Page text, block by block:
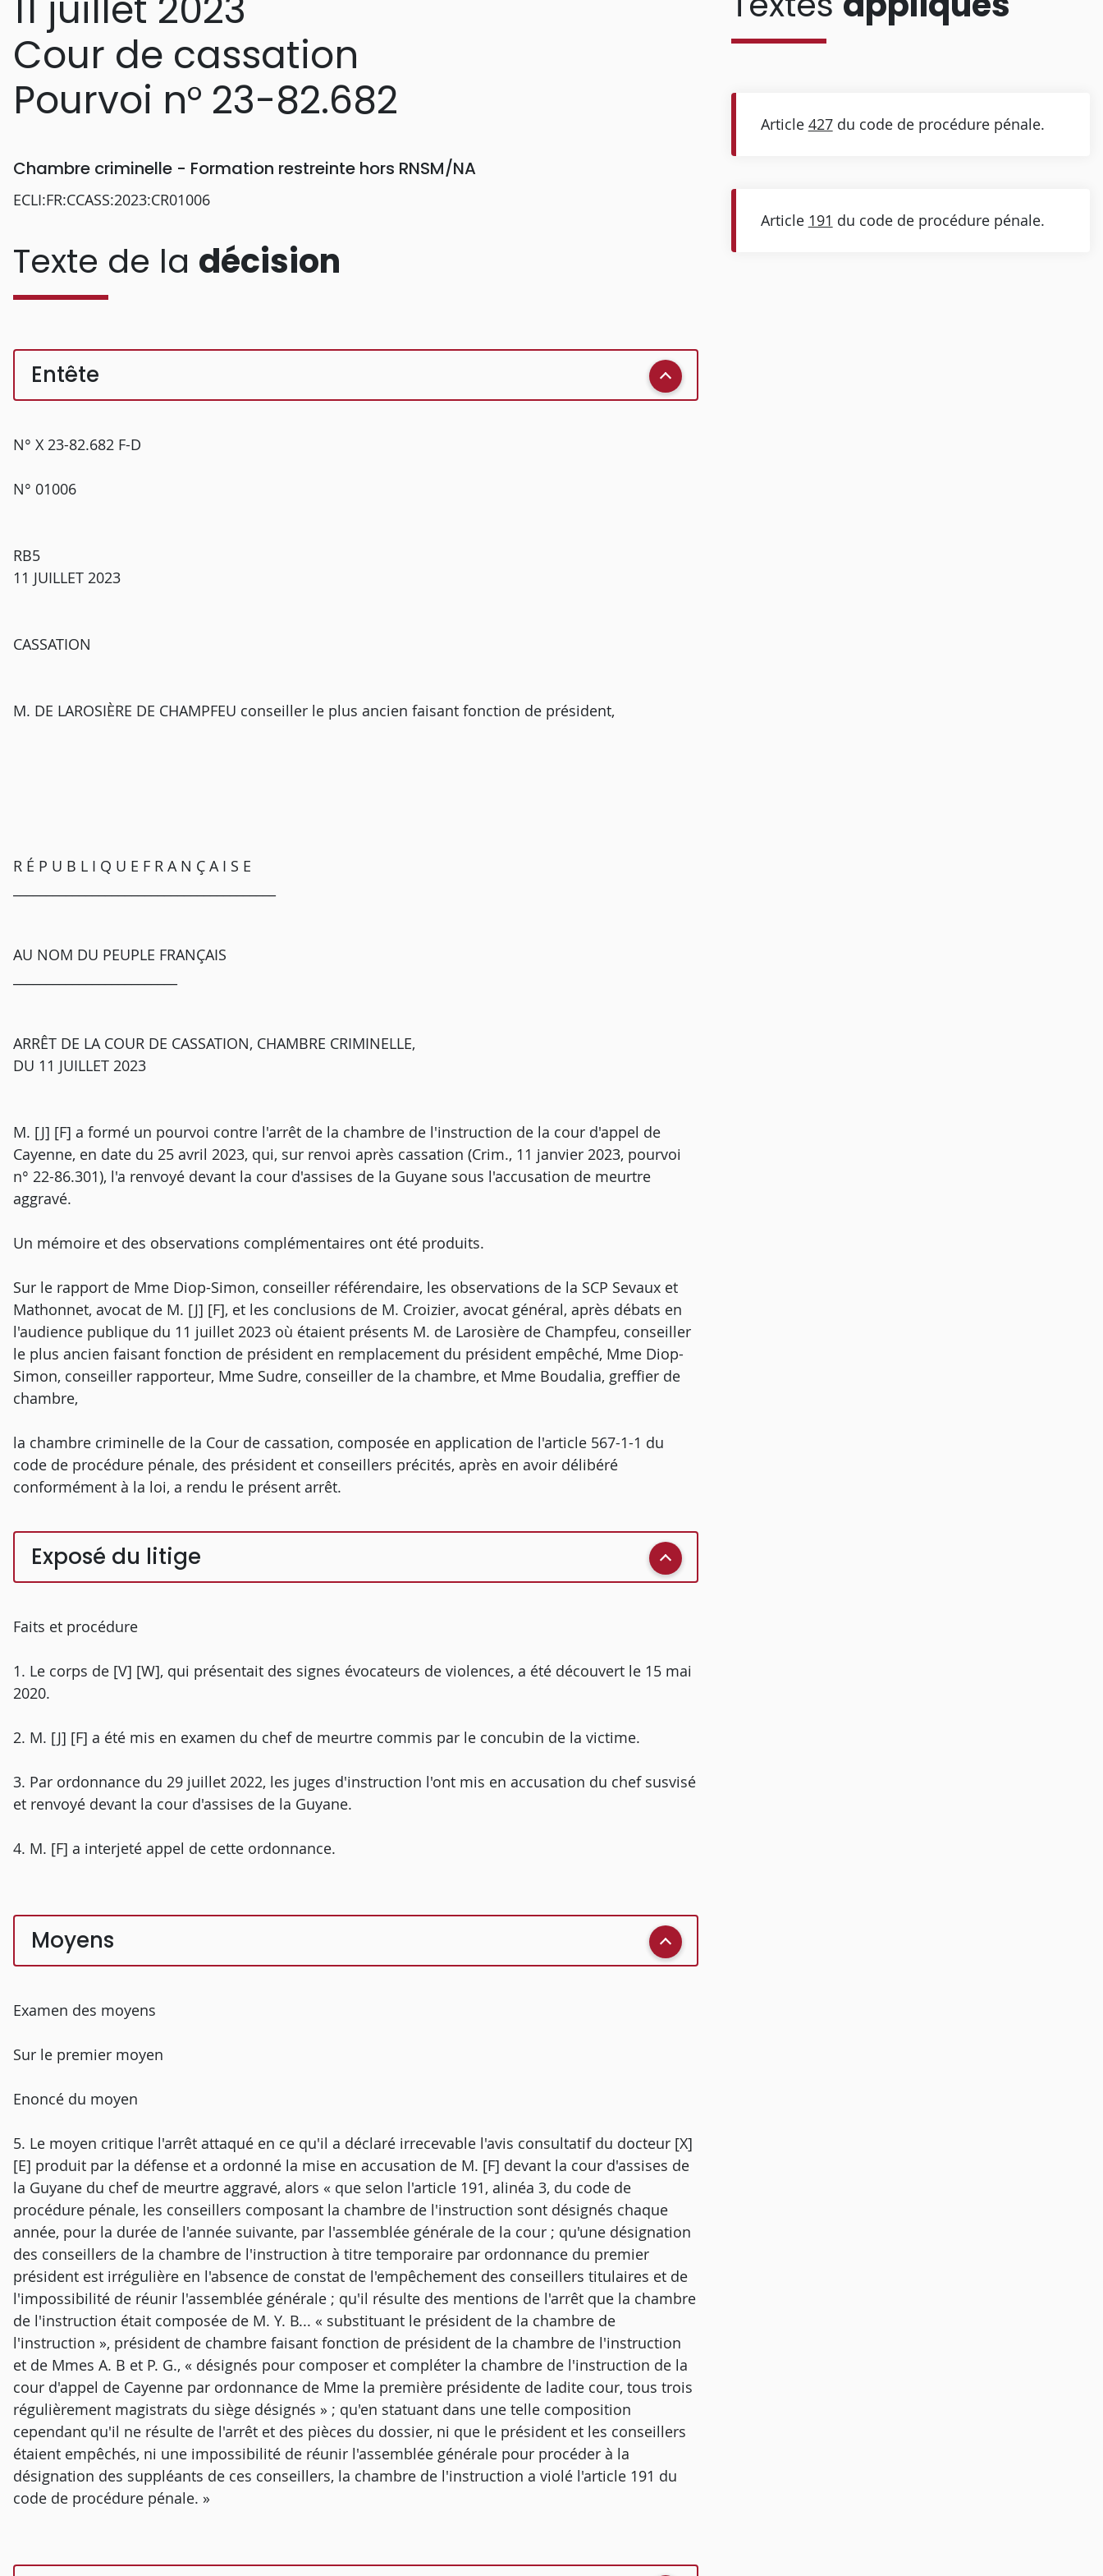
Cour de cassation
Pourvoi n° 23-82.682
Chambre criminelle - Formation restreinte hors RNSM/NA
ECLI:FR:CCASS:2023:CR01006
Texte de la décision
Entête
N° X 23-82.682 F-D
N° 01006
RB5
11 JUILLET 2023
CASSATION
M. DE LAROSIÈRE DE CHAMPFEU conseiller le plus ancien faisant fonction de président,
R É P U B L I Q U E F R A N Ç A I S E
AU NOM DU PEUPLE FRANÇAIS
ARRÊT DE LA COUR DE CASSATION, CHAMBRE CRIMINELLE,
DU 11 JUILLET 2023
M. [J] [F] a formé un pourvoi contre l'arrêt de la chambre de l'instruction de la cour d'appel de
Cayenne, en date du 25 avril 2023, qui, sur renvoi après cassation (Crim., 11 janvier 2023, pourvoi
n° 22-86.301), l'a renvoyé devant la cour d'assises de la Guyane sous l'accusation de meurtre
aggravé.
Un mémoire et des observations complémentaires ont été produits.
Sur le rapport de Mme Diop-Simon, conseiller référendaire, les observations de la SCP Sevaux et
Mathonnet, avocat de M. [J] [F], et les conclusions de M. Croizier, avocat général, après débats en
l'audience publique du 11 juillet 2023 où étaient présents M. de Larosière de Champfeu, conseiller
le plus ancien faisant fonction de président en remplacement du président empêché, Mme Diop-
Simon, conseiller rapporteur, Mme Sudre, conseiller de la chambre, et Mme Boudalia, greffier de
chambre,
la chambre criminelle de la Cour de cassation, composée en application de l'article 567-1-1 du
code de procédure pénale, des président et conseillers précités, après en avoir délibéré
conformément à la loi, a rendu le présent arrêt.
Exposé du litige
Faits et procédure
1. Le corps de [V] [W], qui présentait des signes évocateurs de violences, a été découvert le 15 mai
2020.
2. M. [J] [F] a été mis en examen du chef de meurtre commis par le concubin de la victime.
3. Par ordonnance du 29 juillet 2022, les juges d'instruction l'ont mis en accusation du chef susvisé
et renvoyé devant la cour d'assises de la Guyane.
4. M. [F] a interjeté appel de cette ordonnance.
Moyens
Examen des moyens
Sur le premier moyen
Enoncé du moyen
5. Le moyen critique l'arrêt attaqué en ce qu'il a déclaré irrecevable l'avis consultatif du docteur [X]
[E] produit par la défense et a ordonné la mise en accusation de M. [F] devant la cour d'assises de
la Guyane du chef de meurtre aggravé, alors « que selon l'article 191, alinéa 3, du code de
procédure pénale, les conseillers composant la chambre de l'instruction sont désignés chaque
année, pour la durée de l'année suivante, par l'assemblée générale de la cour ; qu'une désignation
des conseillers de la chambre de l'instruction à titre temporaire par ordonnance du premier
président est irrégulière en l'absence de constat de l'empêchement des conseillers titulaires et de
l'impossibilité de réunir l'assemblée générale ; qu'il résulte des mentions de l'arrêt que la chambre
de l'instruction était composée de M. Y. B... « substituant le président de la chambre de
l'instruction », président de chambre faisant fonction de président de la chambre de l'instruction
et de Mmes A. B et P. G., « désignés pour composer et compléter la chambre de l'instruction de la
cour d'appel de Cayenne par ordonnance de Mme la première présidente de ladite cour, tous trois
régulièrement magistrats du siège désignés » ; qu'en statuant dans une telle composition
cependant qu'il ne résulte de l'arrêt et des pièces du dossier, ni que le président et les conseillers
étaient empêchés, ni une impossibilité de réunir l'assemblée générale pour procéder à la
désignation des suppléants de ces conseillers, la chambre de l'instruction a violé l'article 191 du
code de procédure pénale. »
Article 427du code de procédure pénale.
Article 191 du code de procédure pénale.